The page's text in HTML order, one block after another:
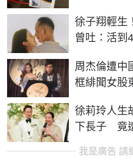
徐子翔輕
曾吐：活到
周杰倫遭中
框緋聞女股
徐莉玲人生
下長子 竟
我是廣告 請